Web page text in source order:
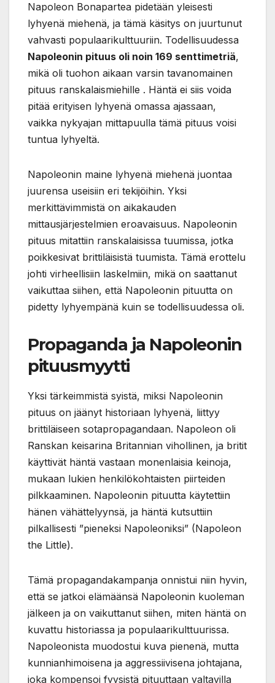
Napoleon Bonapartea pidetään yleisesti
lyhyenä miehenä, ja tämä käsitys on juurtunut
vahvasti populaarikulttuuriin. Todellisuudessa
Napoleonin pituus oli noin 169 senttimetriä,
mikä oli tuohon aikaan varsin tavanomainen
pituus ranskalaismiehille . Häntä ei siis voida
pitää erityisen lyhyenä omassa ajassaan,
vaikka nykyajan mittapuulla tämä pituus voisi
tuntua lyhyeltä.
Napoleonin maine lyhyenä miehenä juontaa
juurensa useisiin eri tekijöihin. Yksi
merkittävimmistä on aikakauden
mittausjärjestelmien eroavaisuus. Napoleonin
pituus mitattiin ranskalaisissa tuumissa, jotka
poikkesivat brittiläisistä tuumista. Tämä erottelu
johti virheellisiin laskelmiin, mikä on saattanut
vaikuttaa siihen, että Napoleonin pituutta on
pidetty lyhyempänä kuin se todellisuudessa oli.
Propaganda ja Napoleonin
pituusmyytti
Yksi tärkeimmistä syistä, miksi Napoleonin
pituus on jäänyt historiaan lyhyenä, liittyy
brittiläiseen sotapropagandaan. Napoleon oli
Ranskan keisarina Britannian vihollinen, ja britit
käyttivät häntä vastaan monenlaisia keinoja,
mukaan lukien henkilökohtaisten piirteiden
pilkkaaminen. Napoleonin pituutta käytettiin
hänen vähättelyynsä, ja häntä kutsuttiin
pilkallisesti ”pieneksi Napoleoniksi” (Napoleon
the Little).
Tämä propagandakampanja onnistui niin hyvin,
että se jatkoi elämäänsä Napoleonin kuoleman
jälkeen ja on vaikuttanut siihen, miten häntä on
kuvattu historiassa ja populaarikulttuurissa.
Napoleonista muodostui kuva pienenä, mutta
kunnianhimoisena ja aggressiivisena johtajana,
joka kompensoi fyysistä pituuttaan valtavilla